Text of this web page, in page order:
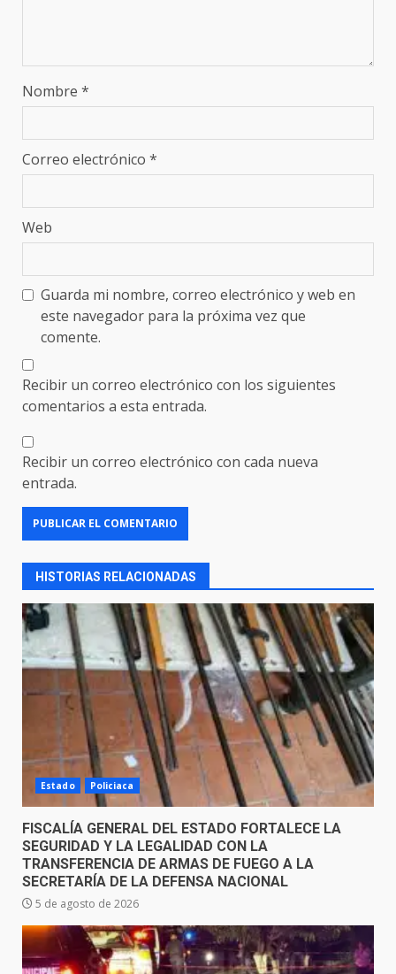
Nombre *
Correo electrónico *
Web
Guarda mi nombre, correo electrónico y web en
este navegador para la próxima vez que
comente.
Recibir un correo electrónico con los siguientes
comentarios a esta entrada.
Recibir un correo electrónico con cada nueva
entrada.
HISTORIAS RELACIONADAS
Estado Policiaca
FISCALÍA GENERAL DEL ESTADO FORTALECE LA
SEGURIDAD Y LA LEGALIDAD CON LA
TRANSFERENCIA DE ARMAS DE FUEGO A LA
SECRETARÍA DE LA DEFENSA NACIONAL
5 de agosto de 2026